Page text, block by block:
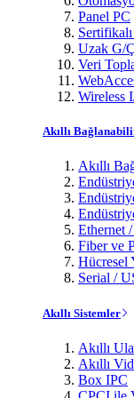
Panel PC
Uzak G/
Veri
Wireless
Akıllı
Akıllı
Ethernet
Fiber ve
Hücresel
Serial /
Akıllı Sistemler
Akıllı
Akıllı
Box IPC